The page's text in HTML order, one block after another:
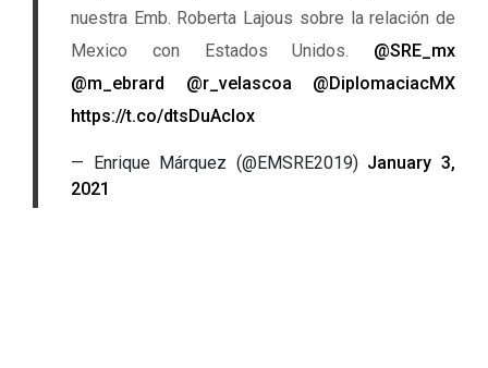
nuestra Emb. Roberta Lajous sobre la relación de
Mexico con Estados Unidos. ⁦ @SRE_mx
@m_ebrard @r_velascoa
@DiplomaciacMX
https://t.co/dtsDuAclox
— Enrique Márquez (@EMSRE2019) January 3,
2021